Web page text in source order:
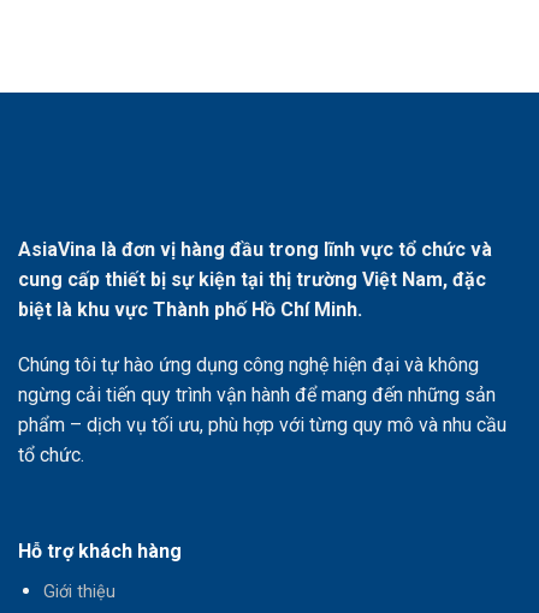
AsiaVina là đơn vị hàng đầu trong lĩnh vực tổ chức và
cung cấp thiết bị sự kiện tại thị trường Việt Nam, đặc
biệt là khu vực Thành phố Hồ Chí Minh.
Chúng tôi tự hào ứng dụng công nghệ hiện đại và không
ngừng cải tiến quy trình vận hành để mang đến những sản
phẩm – dịch vụ tối ưu, phù hợp với từng quy mô và nhu cầu
tổ chức.
Hỗ trợ khách hàng
Giới thiệu